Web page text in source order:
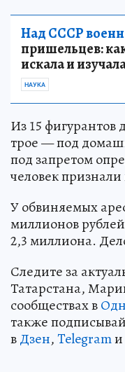
Над СССР
пришельцев:
искала и
НАУКА
Из 15 фигурантов
трое — под
под запретом
человек признали
У обвиняемых
миллионов
2,3 миллиона.
Следите за
Татарстана,
сообществах в
также
вДзен,Telegramи